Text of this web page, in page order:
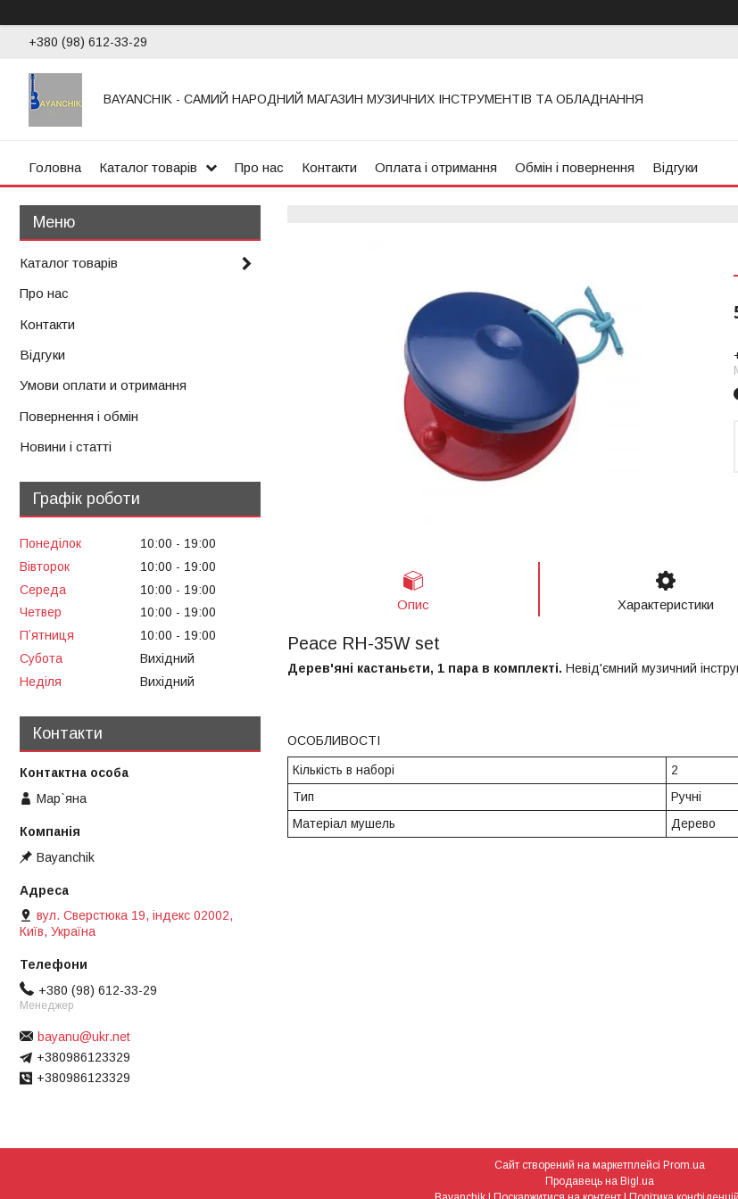
+380 (98) 612-33-29
BAYANCHIK - САМИЙ НАРОДНИЙ МАГАЗИН МУЗИЧНИХ ІНСТРУМЕНТІВ ТА ОБЛАДНАННЯ
Головна Каталог товарів Про нас Контакти Оплата і отримання Обмін і повернення Відгуки
Опис Характеристики
Peace RH-35W set
Дерев'яні кастаньєти, 1 пара в комплекті. Невід'ємний музичний
ОСОБЛИВОСТІ
Кількість в наборі
2
Тип
Ручні
Матеріал мушель
Дерево
Каталог товарів
Про нас
Контакти
Відгуки
Умови оплати и отримання
Повернення і обмін
Новини і статті
Графік роботи
Понеділок 10:00
19:00
Вівторок
10:00
19:00
Середа
10:00
19:00
Четвер
10:00
19:00
Пʼятниця
10:00
19:00
Субота
Вихідний
Неділя
Вихідний
Контакти
Мар`яна
Bayanchik
вул. Сверстюка 19, індекс 02002,
Київ, Україна
+380 (98) 612-33-29
Менеджер
bayanu@ukr.net
+380986123329
+380986123329
Сайт створений на маркетплейсі Prom.ua
Продавець на Bigl.ua